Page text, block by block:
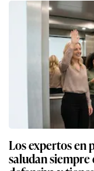
Los expertos en
saludan siempre